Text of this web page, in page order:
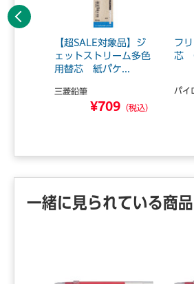
【超SALE対象品】ジ
ェットストリーム多色
用替芯 紙パケ...
三菱鉛筆
¥709 （税込）
フ
芯
パイ
前へ
一緒に見られている商品